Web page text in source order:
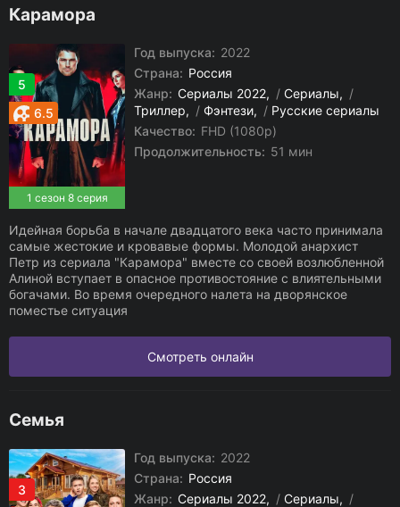
Карамора
5
1 сезон 8 серия
6.5
Год выпуска: 2022
Страна: Россия
Жанр: Сериалы 2022 / Сериалы
/
Триллер
/ Фэнтези / Русские сериалы
Качество: FHD (1080p)
Продолжительность: 51 мин
Идейная борьба в начале двадцатого века часто принимала
самые жестокие и кровавые формы. Молодой анархист
Петр из сериала "Карамора" вместе со своей возлюбленной
Алиной вступает в опасное противостояние с влиятельными
богачами. Во время очередного налета на дворянское
поместье ситуация
Смотреть онлайн
Семья
3
Год выпуска: 2022
Страна: Россия
Жанр: Сериалы 2022 / Сериалы
/